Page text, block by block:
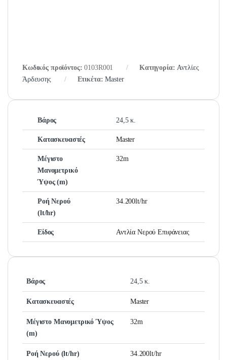
Κωδικός προϊόντος:0103R001 Κατηγορία:Αντλίες
Άρδευσης
Ετικέτα:Master
Βάρος 24,5 κ.
Κατασκευαστές Master
Μέγιστο
Μανομετρικό
Ύψος (m)
32m
Ροή Νερού
(lt/hr)
34.200lt/hr
Είδος Αντλία Νερού Επιφάνειας
Βάρος 24,5 κ.
Κατασκευαστές Master
Μέγιστο Μανομετρικό Ύψος
(m)
32m
Ροή Νερού (lt/hr) 34.200lt/hr